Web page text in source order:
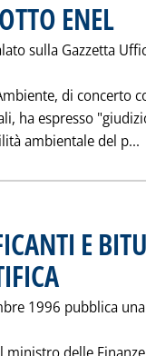
ENEL
sulla Gazzetta
di concerto
ha espresso
ambientale del p...
E
1996 pubblica una